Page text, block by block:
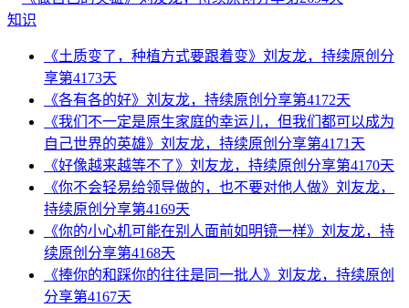
知识
《土质变了，种植方式要跟着变》刘友龙，持续原创分
享第4173天
《各有各的好》刘友龙，持续原创分享第4172天
《我们不一定是原生家庭的幸运儿，但我们都可以成为
自己世界的英雄》刘友龙，持续原创分享第4171天
《好像越来越等不了》刘友龙，持续原创分享第4170天
《你不会轻易给领导做的，也不要对他人做》刘友龙，
持续原创分享第4169天
《你的小心机可能在别人面前如明镜一样》刘友龙，持
续原创分享第4168天
《捧你的和踩你的往往是同一批人》刘友龙，持续原创
分享第4167天